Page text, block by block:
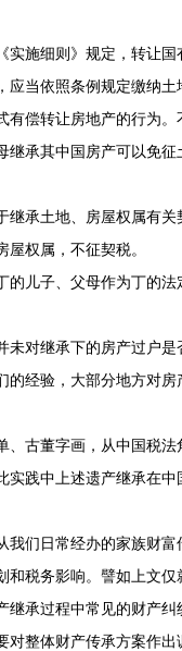
施细则》规定，转让国
应当依照条例规定缴纳
有偿转让房地产的行为
承其中国房产可以免征
承土地、房屋权属有关
权属，不征契税。
儿子、父母作为丁的法
对继承下的房产过户是
的经验，大部分地方对
古董字画，从中国税法
实践中上述遗产继承在
们日常经办的家族财富
和税务影响。譬如上文
继承过程中常见的财产
对整体财产传承方案作